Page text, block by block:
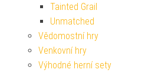
Tainted Grail
Unmatched
Vědomostní hry
Venkovní hry
Výhodné herní sety